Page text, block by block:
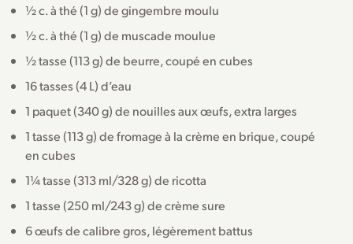
½ c. à thé (1 g) de gingembre moulu
½ c. à thé (1 g) de muscade moulue
½ tasse (113 g) de beurre, coupé en cubes
16 tasses (4 L) d’eau
1 paquet (340 g) de nouilles aux œufs, extra larges
1 tasse (113 g) de fromage à la crème en brique, coupé
en cubes
1¼ tasse (313 ml/328 g) de ricotta
1 tasse (250 ml/243 g) de crème sure
6 œufs de calibre gros, légèrement battus